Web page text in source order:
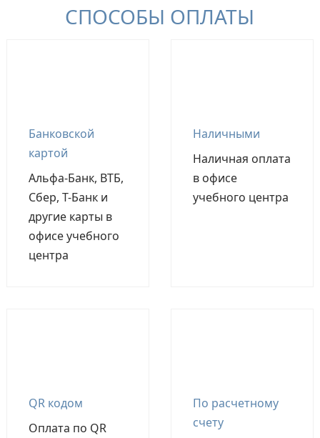
СПОСОБЫ ОПЛАТЫ
Банковской
картой
Альфа-Банк, ВТБ,
Сбер, Т-Банк и
другие карты в
офисе учебного
центра
Наличными
Наличная оплата
в офисе
учебного центра
QR кодом
Оплата по QR
По расчетному
счету